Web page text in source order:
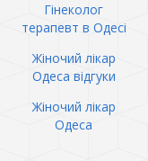
Гінеколог
терапевт в Одесі
Жіночий лікар
Одеса відгуки
Жіночий лікар
Одеса